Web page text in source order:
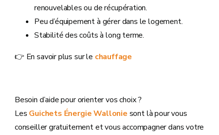
renouvelables ou de récupération.
Peu d’équipement à gérer dans le logement.
Stabilité des coûts à long terme.
👉 En savoir plus sur le chauffage
Besoin d’aide pour orienter vos choix ?
Les Guichets Énergie Wallonie sont là pour vous
conseiller gratuitement et vous accompagner dans votre